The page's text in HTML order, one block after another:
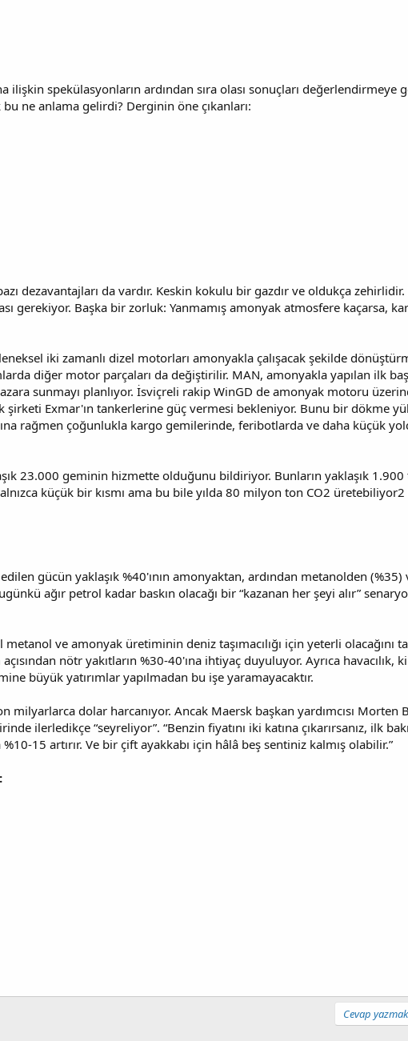
ilişkin spekülasyonların ardından sıra olası sonuçları değerlendirmeye
ne anlama gelirdi? Derginin öne çıkanları:
dezavantajları da vardır. Keskin kokulu bir gazdır ve oldukça
gerekiyor. Başka bir zorluk: Yanmamış amonyak atmosfere kaçarsa,
iki zamanlı dizel motorları amonyakla çalışacak şekilde
diğer motor parçaları da değiştirilir. MAN, amonyakla yapılan ilk
sunmayı planlıyor. İsviçreli rakip WinGD de amonyak motoru
şirketi Exmar'ın tankerlerine güç vermesi bekleniyor. Bunu bir dökme
rağmen çoğunlukla kargo gemilerinde, feribotlarda ve daha küçük
23.000 geminin hizmette olduğunu bildiriyor. Bunların yaklaşık
küçük bir kısmı ama bu bile yılda 80 milyon ton CO2
gücün yaklaşık %40'ının amonyaktan, ardından metanolden (%35)
ağır petrol kadar baskın olacağı bir “kazanan her şeyi alır”
ve amonyak üretiminin deniz taşımacılığı için yeterli olacağını
nötr yakıtların %30-40'ına ihtiyaç duyuluyor. Ayrıca havacılık,
büyük yatırımlar yapılmadan bu işe yaramayacaktır.
milyarlarca dolar harcanıyor. Ancak Maersk başkan yardımcısı Morten
ilerledikçe “seyreliyor”. “Benzin fiyatını iki katına çıkarırsanız, ilk
15 artırır. Ve bir çift ayakkabı için hâlâ beş sentiniz kalmış olabilir.”
Cevap